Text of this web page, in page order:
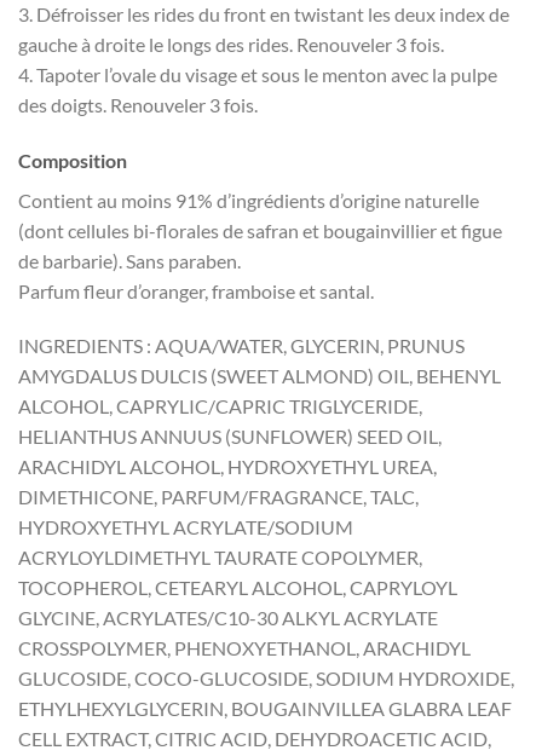
3. Défroisser les rides du front en twistant les deux index de
gauche à droite le longs des rides. Renouveler 3 fois.
4. Tapoter l’ovale du visage et sous le menton avec la pulpe
des doigts. Renouveler 3 fois.
Composition
Contient au moins 91% d’ingrédients d’origine naturelle
(dont cellules bi-florales de safran et bougainvillier et figue
de barbarie). Sans paraben.
Parfum fleur d’oranger, framboise et santal.
INGREDIENTS : AQUA/WATER, GLYCERIN, PRUNUS
AMYGDALUS DULCIS (SWEET ALMOND) OIL, BEHENYL
ALCOHOL, CAPRYLIC/CAPRIC TRIGLYCERIDE,
HELIANTHUS ANNUUS (SUNFLOWER) SEED OIL,
ARACHIDYL ALCOHOL, HYDROXYETHYL UREA,
DIMETHICONE, PARFUM/FRAGRANCE, TALC,
HYDROXYETHYL ACRYLATE/SODIUM
ACRYLOYLDIMETHYL TAURATE COPOLYMER,
TOCOPHEROL, CETEARYL ALCOHOL, CAPRYLOYL
GLYCINE, ACRYLATES/C10-30 ALKYL ACRYLATE
CROSSPOLYMER, PHENOXYETHANOL, ARACHIDYL
GLUCOSIDE, COCO-GLUCOSIDE, SODIUM HYDROXIDE,
ETHYLHEXYLGLYCERIN, BOUGAINVILLEA GLABRA LEAF
CELL EXTRACT, CITRIC ACID, DEHYDROACETIC ACID,